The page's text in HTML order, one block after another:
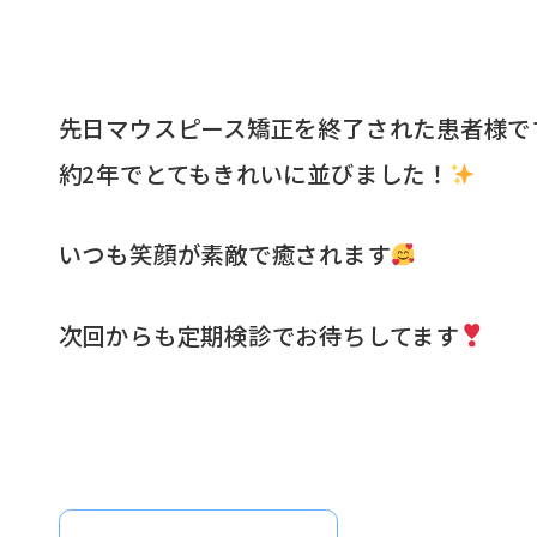
先日マウスピース矯正を終了された患者様
約2年でとてもきれいに並びました！
いつも笑顔が素敵で癒されます
次回からも定期検診でお待ちしてます